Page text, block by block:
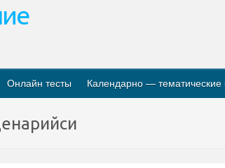
Онлайн тесты Календарно — тематические